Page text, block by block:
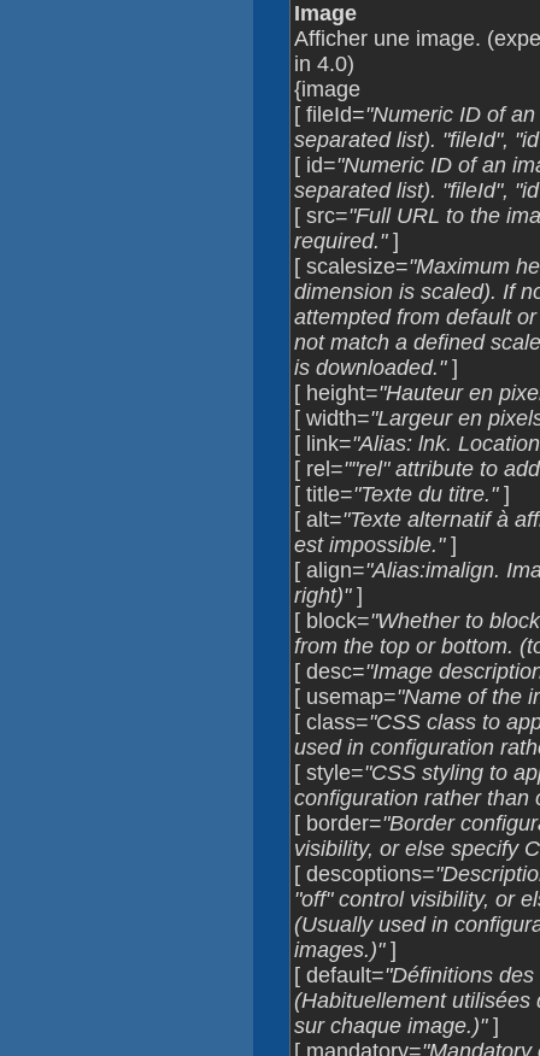
Image
Afficher une image.
in 4.0)
{image
[ fileId="Numeric ID of
separated list). "fileId",
[ id="Numeric ID of an
separated list). "fileId",
[ src="Full URL to the
required."]
[ scalesize="Maximum
dimension is scaled). If
attempted from default
not match a defined
is downloaded."]
[ height="Hauteur en
[ width="Largeur en
[ link="Alias: lnk.
[ rel=""rel" attribute to
[ title="Texte du titre."]
[ alt="Texte alternatif à
est impossible."]
[ align="Alias:imalign.
right)"]
[ block="Whether to
from the top or bottom.
[ desc="Image
[ usemap="Name of the
[ class="CSS class to
used in configuration
[ style="CSS styling to
configuration rather than
[ border="Border
visibility, or else specify
[ descoptions=
"off" control visibility, or
(Usually used in
images.)"]
[ default="Définitions
(Habituellement utilisées
sur chaque image.)"]